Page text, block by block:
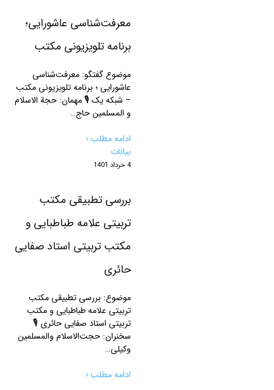
معرفت‌شناسی عاشورایی؛
برنامه تلویزیونی مکتب
موضوع گفتگو: معرفت‌شناسی
عاشورایی ؛ برنامه تلویزیونی مکتب
– شبکه یک 🎙 مهمان: حجة الاسلام
و المسلمین حاج…
ادامه مطلب ‹
بیانات
4 خرداد 1401
بررسی تطبیقی مکتب
تربیتی علامه طباطبایی و
مکتب تربیتی استاد صفایی
حائری
موضوع: بررسی تطبیقی مکتب
تربیتی علامه طباطبایی و مکتب
تربیتی استاد صفایی حائری 🎙
سخنران: حجت‌الاسلام والمسلمین
وکیلی…
ادامه مطلب ‹